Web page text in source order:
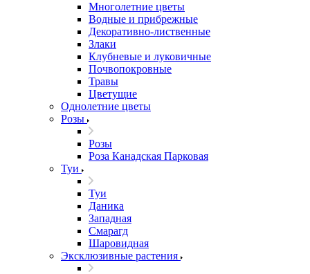
Многолетние цветы
Водные и прибрежные
Декоративно-лиственные
Злаки
Клубневые и луковичные
Почвопокровные
Травы
Цветущие
Однолетние цветы
Розы
Розы
Роза Канадская Парковая
Туи
Туи
Даника
Западная
Смарагд
Шаровидная
Эксклюзивные растения